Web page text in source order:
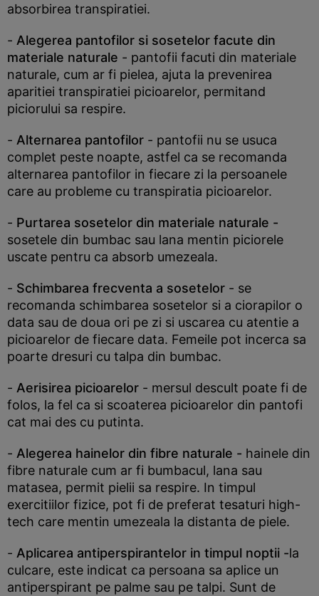
absorbirea transpiratiei.
- Alegerea pantofilor si sosetelor facute din
materiale naturale - pantofii facuti din materiale
naturale, cum ar fi pielea, ajuta la prevenirea
aparitiei transpiratiei picioarelor, permitand
piciorului sa respire.
- Alternarea pantofilor - pantofii nu se usuca
complet peste noapte, astfel ca se recomanda
alternarea pantofilor in fiecare zi la persoanele
care au probleme cu transpiratia picioarelor.
- Purtarea sosetelor din materiale naturale -
sosetele din bumbac sau lana mentin piciorele
uscate pentru ca absorb umezeala.
- Schimbarea frecventa a sosetelor - se
recomanda schimbarea sosetelor si a ciorapilor o
data sau de doua ori pe zi si uscarea cu atentie a
picioarelor de fiecare data. Femeile pot incerca sa
poarte dresuri cu talpa din bumbac.
- Aerisirea picioarelor - mersul descult poate fi de
folos, la fel ca si scoaterea picioarelor din pantofi
cat mai des cu putinta.
- Alegerea hainelor din fibre naturale - hainele din
fibre naturale cum ar fi bumbacul, lana sau
matasea, permit pielii sa respire. In timpul
exercitiilor fizice, pot fi de preferat tesaturi high-
tech care mentin umezeala la distanta de piele.
- Aplicarea antiperspirantelor in timpul noptii -la
culcare, este indicat ca persoana sa aplice un
antiperspirant pe palme sau pe talpi. Sunt de